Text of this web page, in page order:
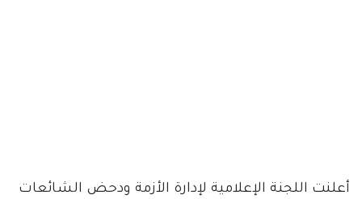
أعلنت اللجنة الإعلامية لإدارة الأزمة ودحض الشائعات